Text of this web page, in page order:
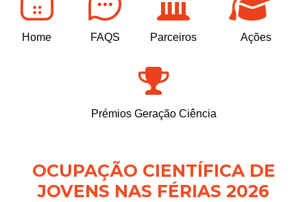
Home FAQS Parceiros Ações
Prémios Geração Ciência
OCUPAÇÃO CIENTÍFICA DE
JOVENS NAS FÉRIAS 2026